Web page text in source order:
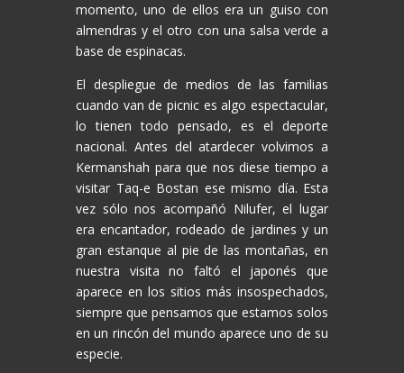
momento, uno de ellos era un guiso con
almendras y el otro con una salsa verde a
base de espinacas.
El despliegue de medios de las familias
cuando van de picnic es algo espectacular,
lo tienen todo pensado, es el deporte
nacional. Antes del atardecer volvimos a
Kermanshah para que nos diese tiempo a
visitar Taq-e Bostan ese mismo día. Esta
vez sólo nos acompañó Nilufer, el lugar
era encantador, rodeado de jardines y un
gran estanque al pie de las montañas, en
nuestra visita no faltó el japonés que
aparece en los sitios más insospechados,
siempre que pensamos que estamos solos
en un rincón del mundo aparece uno de su
especie.